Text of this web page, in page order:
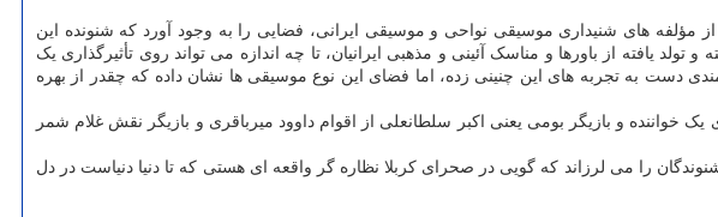
مؤلفه های شنیداری موسیقی نواحی و موسیقی ایرانی، فضایی را به وجود آورد که شنونده این
یافته از باورها و مناسک آئینی و مذهبی ایرانیان، تا چه اندازه می تواند روی تأثیرگذاری یک
دست به تجربه های این چنینی زده، اما فضای این نوع موسیقی ها نشان داده که چقدر از بهره
خواننده و بازیگر بومی یعنی اکبر سلطانعلی از اقوام داوود میرباقری و بازیگر نقش غلام شمر
را می لرزاند که گویی در صحرای کربلا نظاره گر واقعه ای هستی که تا دنیا دنیاست در دل